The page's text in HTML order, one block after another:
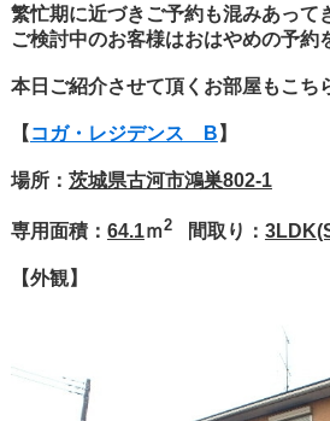
繁忙期に近づきご予約も混みあって
ご検討中のお客様はおはやめの予約
本日ご紹介させて頂くお部屋もこち
【 コガ・レジデンス B 】
場所： 茨城県古河市鴻巣802-1
専用面積： 64.1ｍ2 間取り：
【外観】